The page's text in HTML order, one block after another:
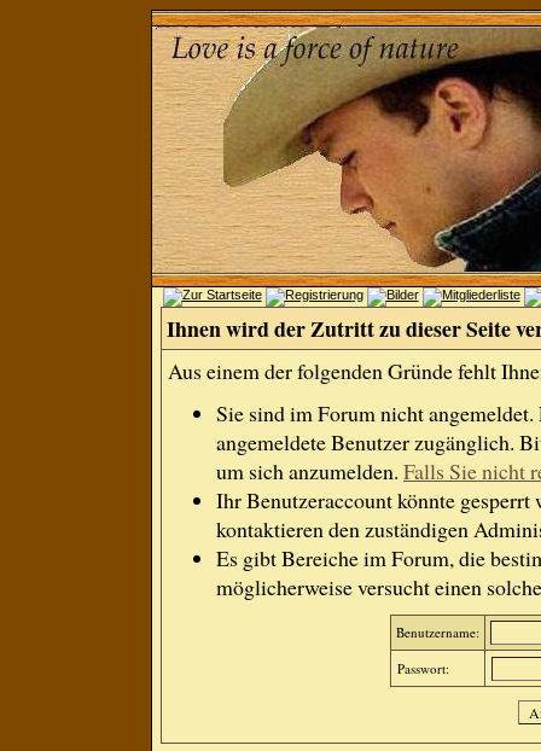
Ihnen wird der Zutritt zu dieser Seite
Aus einem der folgenden Gründe fehlt
Sie sind im Forum nicht
angemeldete Benutzer zugänglich.
um sich anzumelden. Falls Sie nicht
Ihr Benutzeraccount könnte gesperrt
kontaktieren den zuständigen
Es gibt Bereiche im Forum, die
möglicherweise versucht einen
Benutzername:
Passwort: